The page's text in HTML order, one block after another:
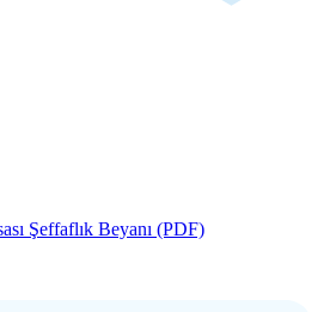
Şeffaflık Beyanı (PDF)